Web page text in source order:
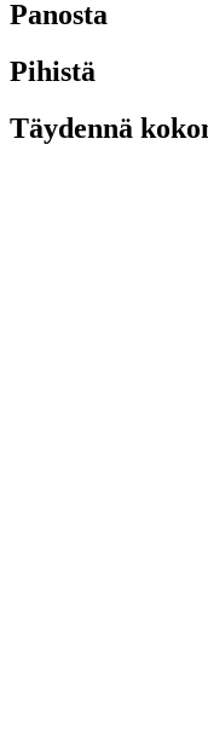
Panosta
Pihistä
Täydennä